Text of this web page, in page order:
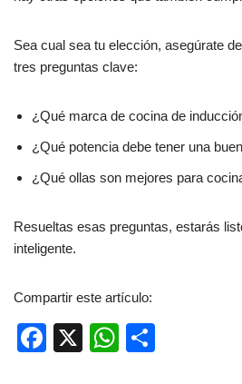
Sea cual sea tu elección, asegúrate
tres preguntas clave:
¿Qué marca de cocina de
¿Qué potencia debe tener una
¿Qué ollas son mejores para
Resueltas esas preguntas, estarás
inteligente.
Compartir este artículo:
F
X
W